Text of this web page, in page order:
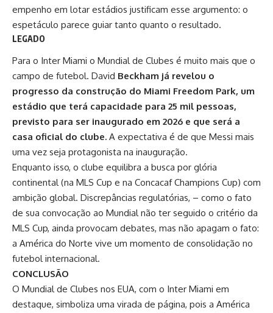
empenho em lotar estádios justificam esse argumento: o
espetáculo parece guiar tanto quanto o resultado.
LEGADO
Para o Inter Miami o Mundial de Clubes é muito mais que o
campo de futebol. David Beckham já revelou o
progresso da construção do Miami Freedom Park, um
estádio que terá capacidade para 25 mil pessoas,
previsto para ser inaugurado em 2026 e que será a
casa oficial do clube. A expectativa é de que Messi mais
uma vez seja protagonista na inauguração.
Enquanto isso, o clube equilibra a busca por glória
continental (na MLS Cup e na Concacaf Champions Cup) com
ambição global. Discrepâncias regulatórias, – como o fato
de sua convocação ao Mundial não ter seguido o critério da
MLS Cup, ainda provocam debates, mas não apagam o fato:
a América do Norte vive um momento de consolidação no
futebol internacional.
CONCLUSÃO
O Mundial de Clubes nos EUA, com o Inter Miami em
destaque, simboliza uma virada de página, pois a América